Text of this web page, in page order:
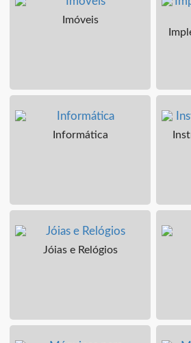
Imóveis
Informática
Jóias e Relógios